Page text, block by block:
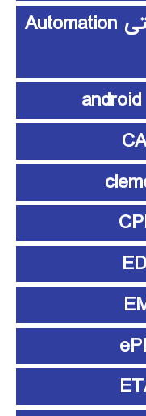
آموزش اتوماسیون صنعتی Automation